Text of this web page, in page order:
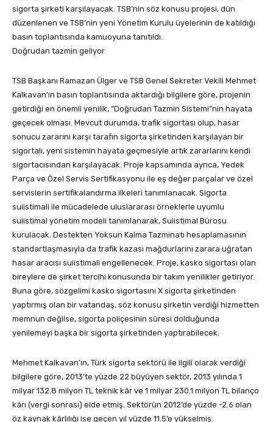
sigorta şirketi karşılayacak. TSB’nin söz konusu projesi, dün
düzenlenen ve TSB’nin yeni Yönetim Kurulu üyelerinin de katıldığı
basın toplantısında kamuoyuna tanıtıldı.
Doğrudan tazmin geliyor
TSB Başkanı Ramazan Ülger ve TSB Genel Sekreter Vekili Mehmet
Kalkavan’ın basın toplantısında aktardığı bilgilere göre, projenin
getirdiği en önemli yenilik, “Doğrudan Tazmin Sistemi”nin hayata
geçecek olması. Mevcut durumda, trafik sigortası olup, hasar
sonucu zararını karşı tarafın sigorta şirketinden karşılayan bir
sigortalı, yeni sistemin hayata geçmesiyle artık zararlarını kendi
sigortacısından karşılayacak. Proje kapsamında ayrıca, Yedek
Parça ve Özel Servis Sertifikasyonu ile eş değer parçalar ve özel
servislerin sertifikalandırma ilkeleri tanımlanacak. Sigorta
suiistimali ile mücadelede uluslararası örneklerle uyumlu
suiistimal yönetim modeli tanımlanarak, Suiistimal Bürosu
kurulacak. Destekten Yoksun Kalma Tazminatı hesaplamasının
standartlaşmasıyla da trafik kazası mağdurlarını zarara uğratan
hasar aracısı suiistimali engellenecek. Proje, kasko sigortası olan
bireylere de şirket tercihi konusunda bir takım yenilikler getiriyor.
Buna göre, sözgelimi kasko sigortasını X sigorta şirketinden
yaptırmış olan bir vatandaş, söz konusu şirketin verdiği hizmetten
memnun değilse, sigorta poliçesinin süresi dolduğunda
yenilemeyi başka bir sigorta şirketinden yaptırabilecek.
Mehmet Kalkavan’ın, Türk sigorta sektörü ile ilgili olarak verdiği
bilgilere göre, 2013’te yüzde 22 büyüyen sektör, 2013 yılında 1
milyar 132.8 milyon TL teknik kâr ve 1 milyar 230.1 milyon TL bilanço
kârı (vergi sonrası) elde etmiş. Sektörün 2012’de yüzde -2.6 olan
öz kaynak kârlılığı ise geçen yıl yüzde 11.5’e yükselmiş.